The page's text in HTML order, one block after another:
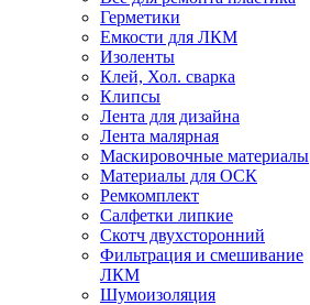
Герметики
Емкости для ЛКМ
Изоленты
Клей, Хол. сварка
Клипсы
Лента для дизайна
Лента малярная
Маскировочные материалы
Материалы для ОСК
Ремкомплект
Салфетки липкие
Скотч двухсторонний
Фильтрация и смешивание
ЛКМ
Шумоизоляция